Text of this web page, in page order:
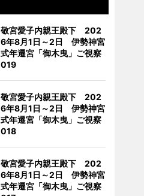
敬宮愛子内親王殿下 202
6年8月1日～2日 伊勢神宮
式年遷宮「御木曳」ご視察
019
敬宮愛子内親王殿下 202
6年8月1日～2日 伊勢神宮
式年遷宮「御木曳」ご視察
018
敬宮愛子内親王殿下 202
6年8月1日～2日 伊勢神宮
式年遷宮「御木曳」ご視察